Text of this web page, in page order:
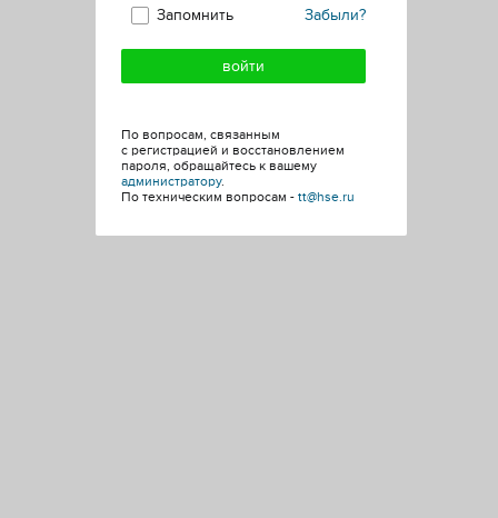
Забыли?
Запомнить
По вопросам, связанным
с регистрацией и восстановлением
пароля, обращайтесь к вашему
администратору.
По техническим вопросам - tt@hse.ru